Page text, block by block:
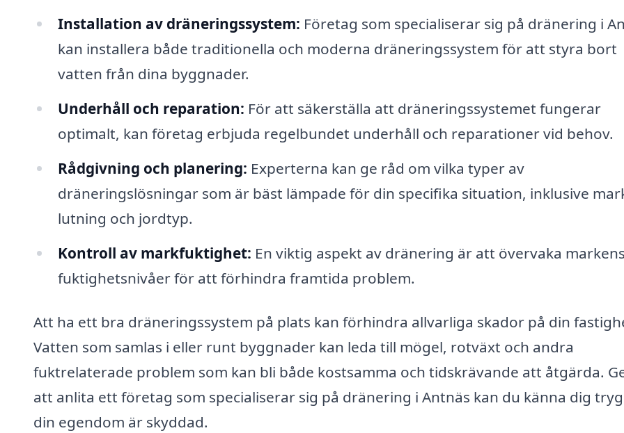
Installation av dräneringssystem: Företag som specialiserar sig på dränering i
kan installera både traditionella och moderna dräneringssystem för att styra bort
vatten från dina byggnader.
Underhåll och reparation: För att säkerställa att dräneringssystemet fungerar
optimalt, kan företag erbjuda regelbundet underhåll och reparationer vid behov.
Rådgivning och planering: Experterna kan ge råd om vilka typer av
dräneringslösningar som är bäst lämpade för din specifika situation, inklusive
lutning och jordtyp.
Kontroll av markfuktighet: En viktig aspekt av dränering är att övervaka markens
fuktighetsnivåer för att förhindra framtida problem.
Att ha ett bra dräneringssystem på plats kan förhindra allvarliga skador på din
Vatten som samlas i eller runt byggnader kan leda till mögel, rotväxt och andra
fuktrelaterade problem som kan bli både kostsamma och tidskrävande att åtgärda.
att anlita ett företag som specialiserar sig på dränering i Antnäs kan du känna dig
din egendom är skyddad.